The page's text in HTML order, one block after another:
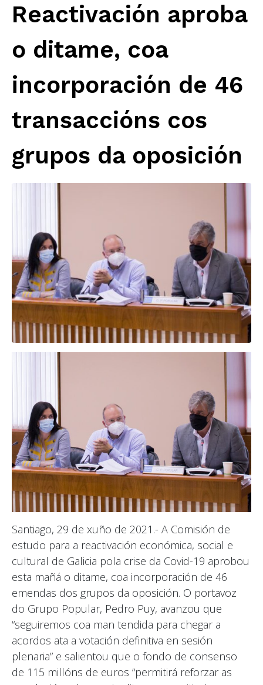
Reactivación aproba
o ditame, coa
incorporación de 46
transaccións cos
grupos da oposición
Santiago, 29 de xuño de 2021.- A Comisión de
estudo para a reactivación económica, social e
cultural de Galicia pola crise da Covid-19 aprobou
esta mañá o ditame, coa incorporación de 46
emendas dos grupos da oposición. O portavoz
do Grupo Popular, Pedro Puy, avanzou que
“seguiremos coa man tendida para chegar a
acordos ata a votación definitiva en sesión
plenaria” e salientou que o fondo de consenso
de 115 millóns de euros “permitirá reforzar as